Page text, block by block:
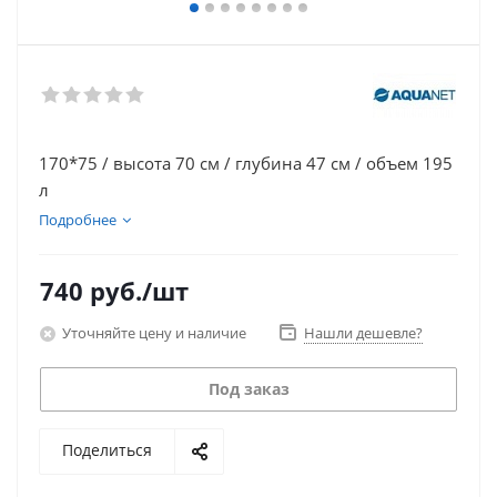
170*75 / высота 70 см / глубина 47 см / объем 195
л
Подробнее
740 руб./шт
Уточняйте цену и наличие Нашли дешевле?
Под заказ
Поделиться